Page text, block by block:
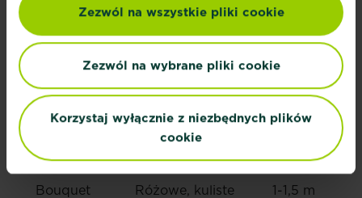
Zezwól na wszystkie pliki cookie
Zezwól na wybrane pliki cookie
Korzystaj wyłącznie z niezbędnych plików
cookie
Serrata
Różowe,
niebieskie
1,2 m
Fantasia Limonowo różowe 1,2 m
Białe, czerwone,
Bouquet
Różowe, kuliste 1-1,5 m